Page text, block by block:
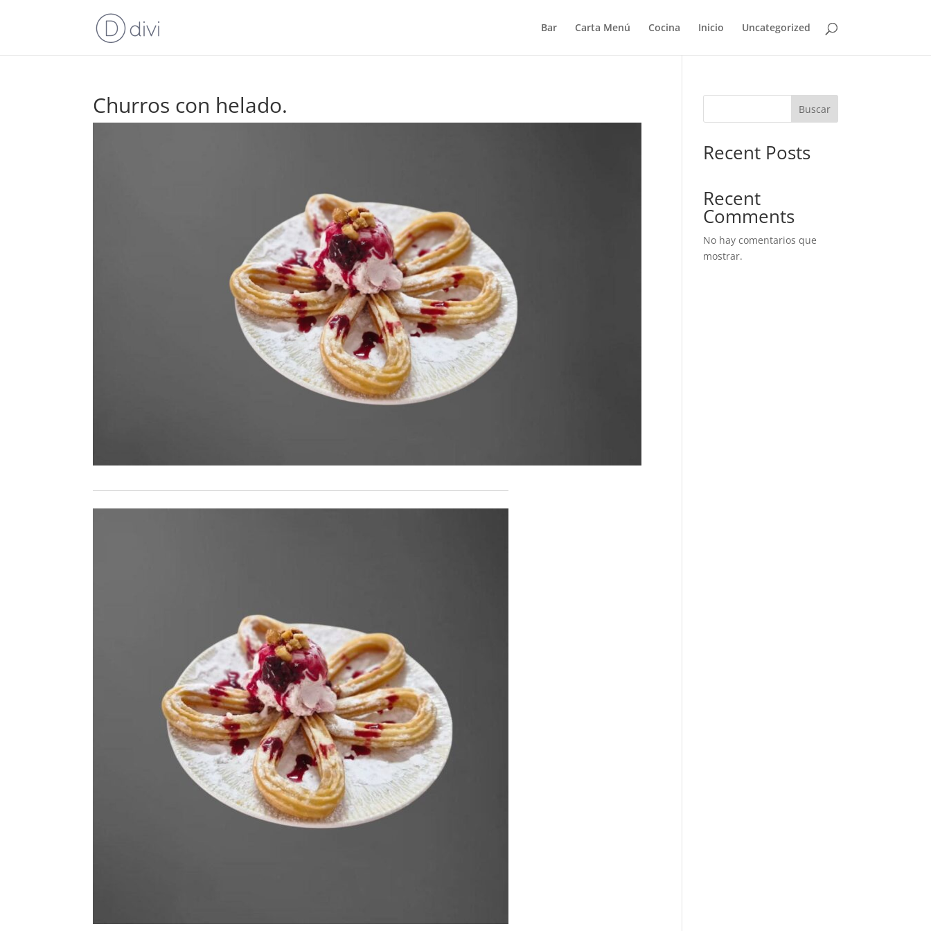
Bar Carta Menú Cocina Inicio Uncategorized
Churros con helado. Buscar
Recent Posts
Recent
Comments
No hay comentarios que
mostrar.